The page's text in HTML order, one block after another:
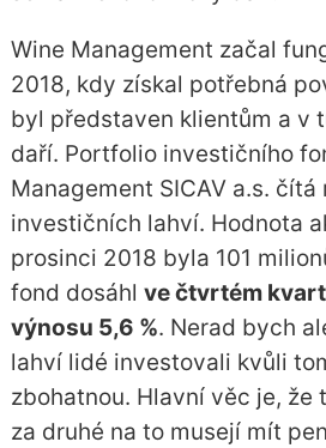
Wine Management začal
2018, kdy získal potřebná
byl představen klientům a v
daří. Portfolio investičního
Management SICAV a.s. čítá
investičních lahví. Hodnota
prosinci 2018 byla 101
fond dosáhl ve čtvrtém
výnosu 5,6 %. Nerad bych
lahví lidé investovali kvůli
zbohatnou. Hlavní věc je, že
za druhé na to musejí mít